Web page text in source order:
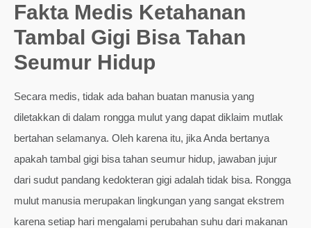
Fakta Medis Ketahanan
Tambal Gigi Bisa Tahan
Seumur Hidup
Secara medis, tidak ada bahan buatan manusia yang
diletakkan di dalam rongga mulut yang dapat diklaim mutlak
bertahan selamanya. Oleh karena itu, jika Anda bertanya
apakah tambal gigi bisa tahan seumur hidup, jawaban jujur
dari sudut pandang kedokteran gigi adalah tidak bisa. Rongga
mulut manusia merupakan lingkungan yang sangat ekstrem
karena setiap hari mengalami perubahan suhu dari makanan